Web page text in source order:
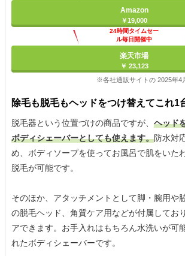
Amazon
￥19,000
24時間タイムセー
ル毎日開催中
楽天市場
￥ 23,123
※各社通販サイトの 2025年4
除毛も脱毛もヘッドをつけ替えてこれ1
脱毛器という位置づけの商品ですが、 ヘッド
ボディシェーバーとしても使えます。防水対
め、ボディソープを使ってお風呂で肌をいた
脱毛が可能です。
そのほか、アタッチメントとして脚・腕用や
の脱毛ヘッド、角質ケア用などが付属してお
アできます。お手入れはもちろん水洗いが可
れたボディシェーバーです。